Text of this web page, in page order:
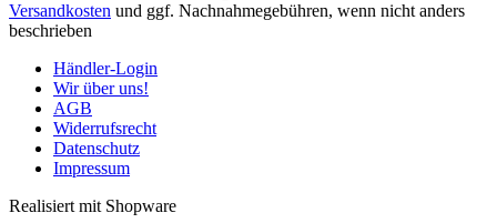
Versandkosten und ggf. Nachnahmegebühren, wenn nicht anders
beschrieben
Händler-Login
Wir über uns!
AGB
Widerrufsrecht
Datenschutz
Impressum
Realisiert mit Shopware